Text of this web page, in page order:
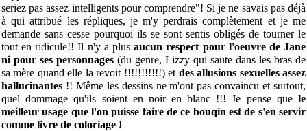
seriez pas assez intelligents pour comprendre"! Si je ne savais pas déjà
à qui attribué les répliques, je m'y perdrais complètement et je me
demande sans cesse pourquoi ils se sont sentis obligés de tourner le
tout en ridicule!! Il n'y a plusaucun respect pour l'oeuvre de Jane
ni pour ses personnages (du genre, Lizzy qui saute dans les bras de
sa mère quand elle la revoit !!!!!!!!!!!) et des allusions sexuelles assez
hallucinantes !! Même les dessins ne m'ont pas convaincu et surtout,
quel dommage qu'ils soient en noir en blanc !!! Je pense que le
meilleur usage que l'on puisse faire de ce bouqin est de s'en servir
comme livre de coloriage !